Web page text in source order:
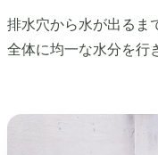
排水穴から水が出るま
全体に均一な水分を行